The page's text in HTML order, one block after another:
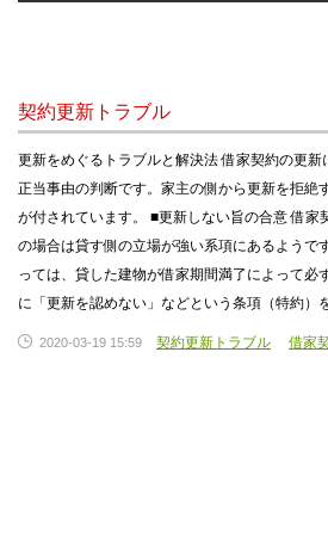
契約更新トラブル
更新をめぐるトラブルと解決法 借家契約の更
正当事由の判断です。家主の側から更新を拒絶
が付されています。 ■更新しない旨の合意 借家
の場合は貸す側の立場が強い系項にあるようで
っては、貸した建物が借家期間満了によって必
に「更新を認めない」などという条項（特約）
2020-03-19 15:59 契約更新トラブル 借家